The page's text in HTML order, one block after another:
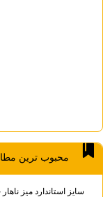
محبوب ترين مطالب